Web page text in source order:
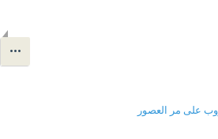
على مر العصور